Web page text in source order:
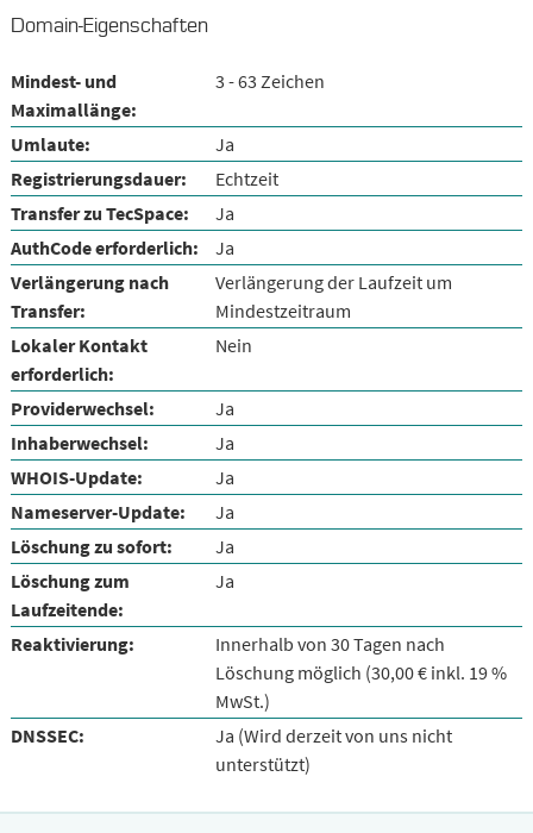
Domain-Eigenschaften
Mindest- und
Maximallänge:
3 - 63 Zeichen
Umlaute:
Ja
Registrierungsdauer:
Echtzeit
Transfer zu TecSpace:
Ja
AuthCode erforderlich:
Ja
Verlängerung nach
Transfer:
Verlängerung der Laufzeit um
Mindestzeitraum
Lokaler Kontakt
erforderlich:
Nein
Providerwechsel:
Ja
Inhaberwechsel:
Ja
WHOIS-Update:
Ja
Nameserver-Update:
Ja
Löschung zu sofort:
Ja
Löschung zum
Laufzeitende:
Ja
Reaktivierung:
Innerhalb von 30 Tagen nach
Löschung möglich (30,00 € inkl. 19 %
MwSt.)
DNSSEC:
Ja (Wird derzeit von uns nicht
unterstützt)